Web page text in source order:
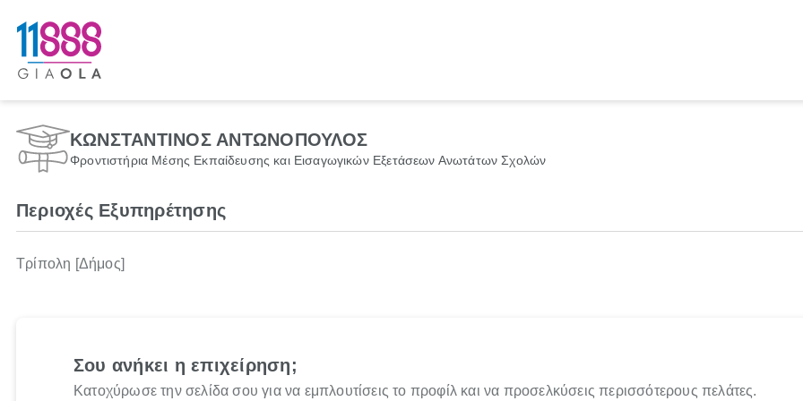
ΚΩΝΣΤΑΝΤΙΝΟΣ ΑΝΤΩΝΟΠΟΥΛΟΣ
Φροντιστήρια Μέσης Εκπαίδευσης και Εισαγωγικών Εξετάσεων Ανωτάτων Σχολών
Περιοχές Εξυπηρέτησης
Τρίπολη [Δήμος]
Σου ανήκει η επιχείρηση;
Κατοχύρωσε την σελίδα σου για να εμπλουτίσεις το προφίλ και να προσελκύσεις περισσότερους πελάτες.